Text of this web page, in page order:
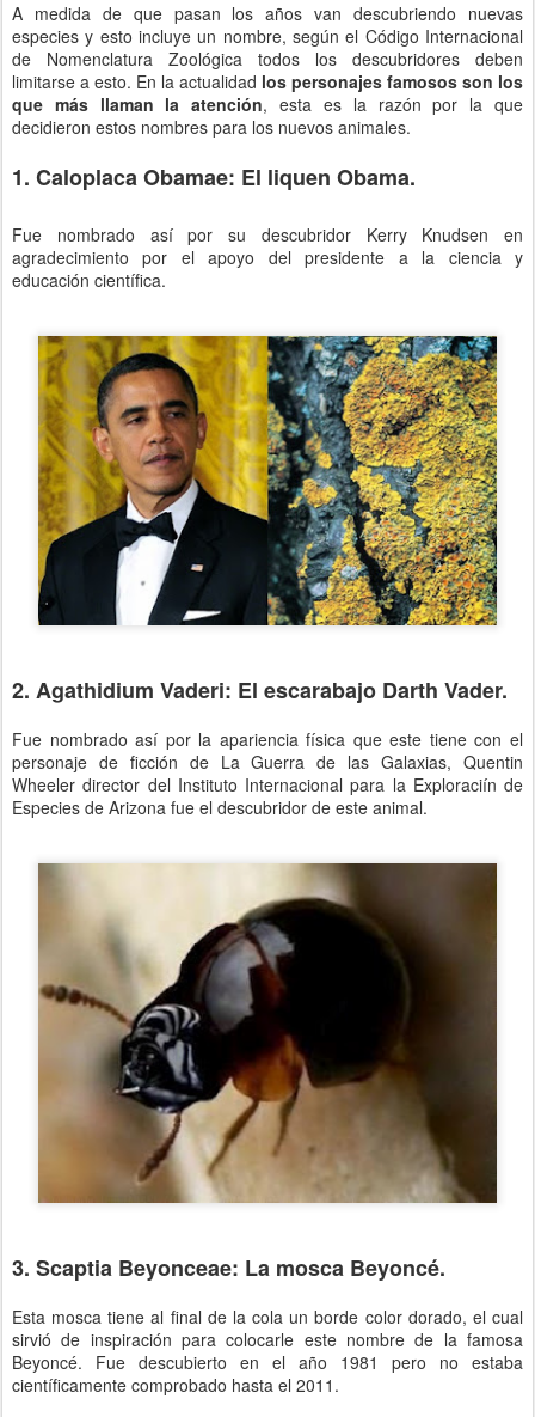
A medida de que pasan los años van descubriendo nuevas
especies y esto incluye un nombre, según el Código Internacional
de Nomenclatura Zoológica todos los descubridores deben
limitarse a esto. En la actualidad los personajes famosos son los
que más llaman la atención, esta es la razón por la que
decidieron estos nombres para los nuevos animales.
1. Caloplaca Obamae: El liquen Obama.
Fue nombrado así por su descubridor Kerry Knudsen en
agradecimiento por el apoyo del presidente a la ciencia y
educación científica.
2. Agathidium Vaderi: El escarabajo Darth Vader.
Fue nombrado así por la apariencia física que este tiene con el
personaje de ficción de La Guerra de las Galaxias, Quentin
Wheeler director del Instituto Internacional para la Exploraciín de
Especies de Arizona fue el descubridor de este animal.
3. Scaptia Beyonceae: La mosca Beyoncé.
Esta mosca tiene al final de la cola un borde color dorado, el cual
sirvió de inspiración para colocarle este nombre de la famosa
Beyoncé. Fue descubierto en el año 1981 pero no estaba
científicamente comprobado hasta el 2011.